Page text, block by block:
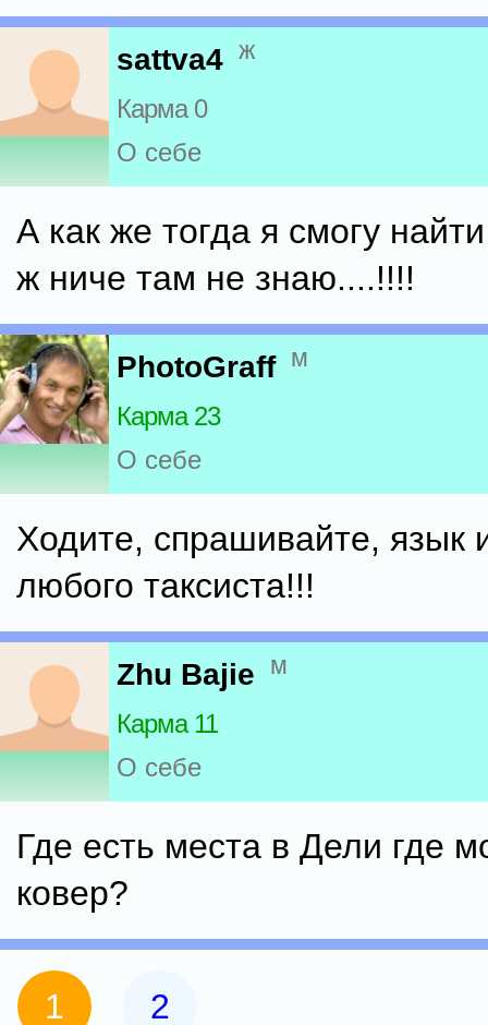
sattva4 ж
Карма 0
О себе
А как же тогда я смогу
ж ниче там не знаю....!!!!
PhotoGraff м
Карма 23
О себе
Ходите, спрашивайте, язык
любого таксиста!!!
Zhu Bajie м
Карма 11
О себе
Где есть места в Дели где
ковер?
1 2